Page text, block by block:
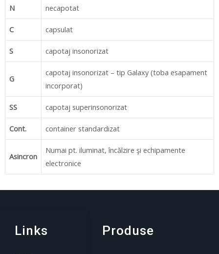
N necapotat
C capsulat
S capotaj insonorizat
G
capotaj insonorizat – tip Galaxy (toba esapament
incorporat)
SS capotaj superinsonorizat
Cont. container standardizat
Asincron
Numai pt. iluminat, încălzire şi echipamente
electronice
Links Produse